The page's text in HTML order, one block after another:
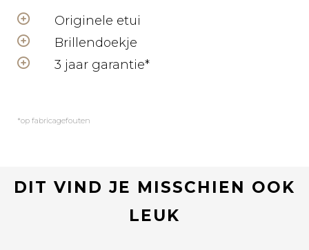
Originele etui
Brillendoekje
3 jaar garantie*
*op fabricagefouten
DIT VIND JE MISSCHIEN OOK
LEUK